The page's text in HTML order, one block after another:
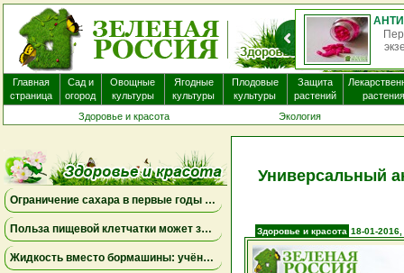
АНТИГИСТАМИННЫЕ ПРЕПАРАТЫ ПОЧТИ НЕ ПОМОГАЮТ ПРИ ЭКЗЕМЕ И МОГУТ ВЫЗЫВАТЬ ПОБОЧНЫЕ ЭФФЕКТЫ
препараты, которые часто назначают пациентам с
вероятно, не приносят существенной пользы. Бол...
Главная
страница
Сад и
огород
Овощные
культуры
Ягодные
культуры
Плодовые
культуры
Защита
растений
растения
Здоровье и красота
Экология
Ограничение сахара в первые годы жизни может снизить риск болезни Альцгеймера
Польза пищевой клетчатки может зависеть от конкретных бактерий в кишечнике
Жидкость вместо бормашины: учёные подтвердили эффективность нового метода лечения детского кариеса
Универсальный
Здоровье и красота 18-01-